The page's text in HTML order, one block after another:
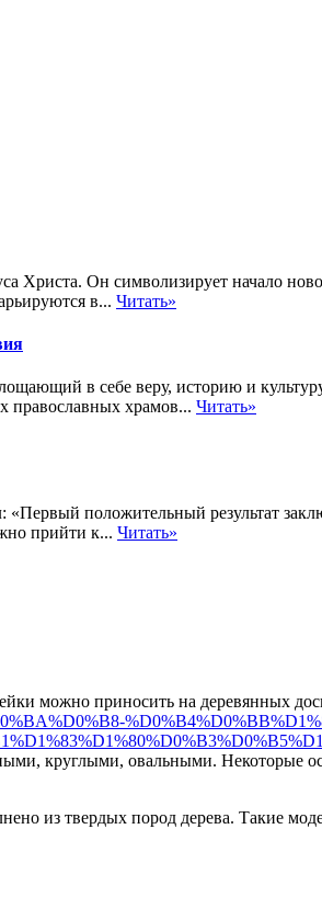
Он символизирует начало
в... Читать»
в себе веру, историю и
православных храмов... Читать»
положительный результат
прийти к... Читать»
можно приносить на деревянных
круглыми, овальными.
из твердых пород дерева. Такие